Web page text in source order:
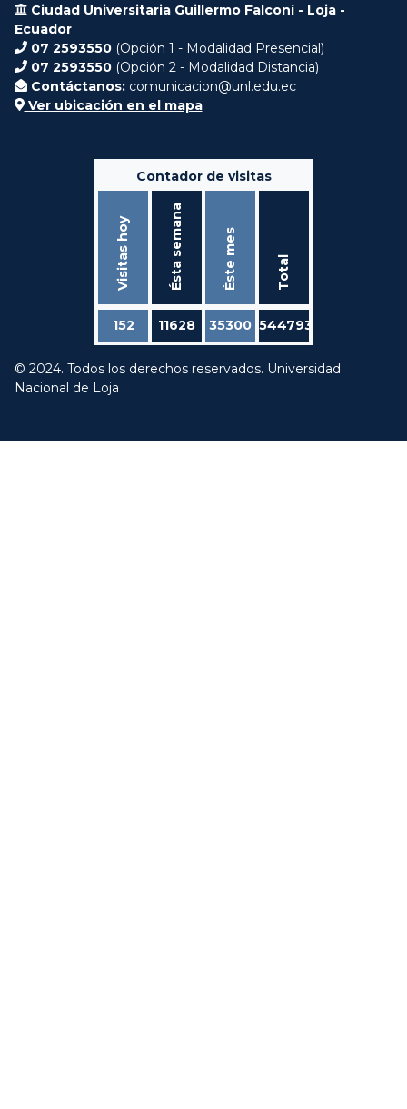
Ciudad Universitaria Guillermo Falconí - Loja -
Ecuador
07 2593550 (Opción 1 - Modalidad Presencial)
07 2593550 (Opción 2 - Modalidad Distancia)
Contáctanos: comunicacion@unl.edu.ec
Ver ubicación en el mapa
Contador de visitas
Visitas hoy Ésta semana Éste mes Total
152 11628 35300 544793
© 2024. Todos los derechos reservados. Universidad
Nacional de Loja